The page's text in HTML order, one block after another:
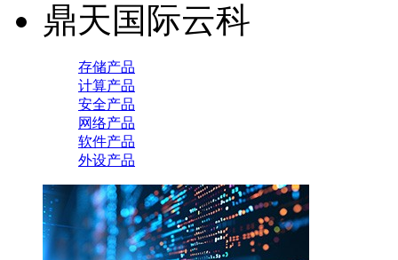
鼎天国际云科
存储产品
计算产品
安全产品
网络产品
软件产品
外设产品